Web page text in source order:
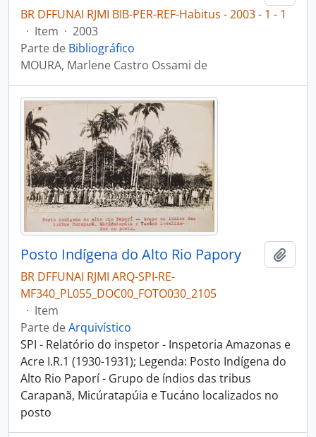
BR DFFUNAI RJMI BIB-PER-REF-Habitus - 2003 - 1 - 1
· Item · 2003
Parte de Bibliográfico
MOURA, Marlene Castro Ossami de
Posto Indígena do Alto Rio Papory
BR DFFUNAI RJMI ARQ-SPI-RE-
MF340_PL055_DOC00_FOTO030_2105
· Item
Parte deArquivístico
SPI - Relatório do inspetor - Inspetoria Amazonas e
Acre I.R.1 (1930-1931); Legenda: Posto Indígena do
Alto Rio Paporí - Grupo de índios das tribus
Carapanã, Micúratapúia e Tucáno localizados no
posto